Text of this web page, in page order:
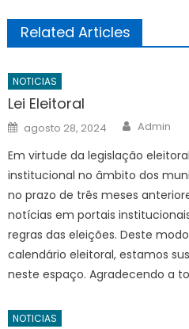
Related Articles
NOTICIAS
Lei Eleitoral
Posted
on
agosto 28, 2024 Author
Admin
Em virtude da legislação
institucional no âmbito dos
no prazo de três meses
notícias em portais
regras das eleições. Deste
calendário eleitoral, estamos
neste espaço. Agradecendo a
NOTICIAS